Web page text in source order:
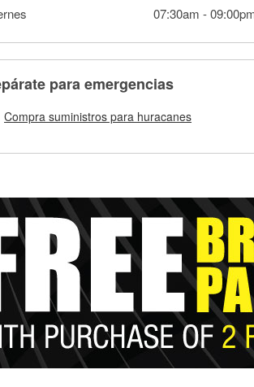
07:30am -
para emergencias
Compra suministros para huracanes